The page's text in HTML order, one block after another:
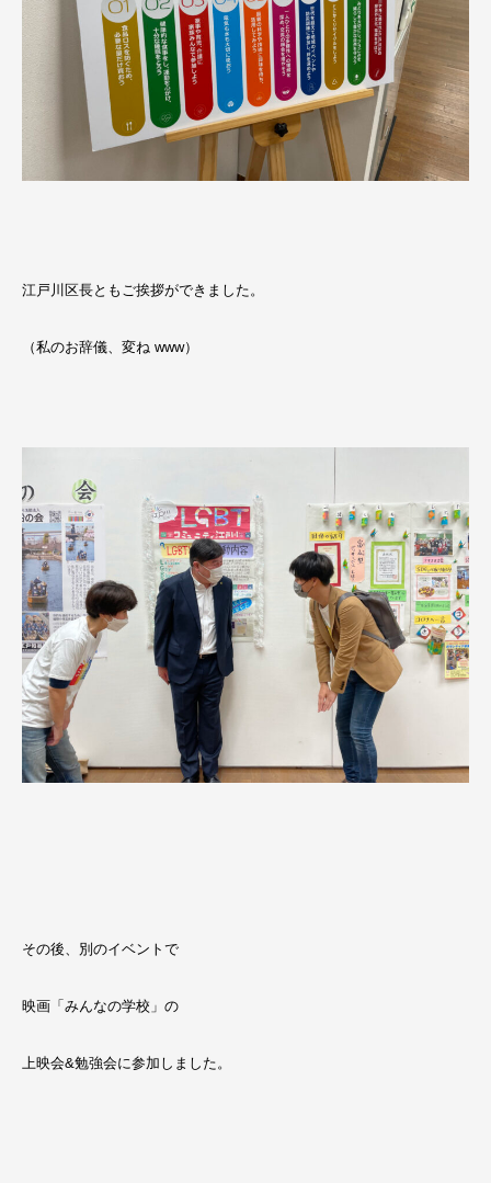
江戸川区長ともご挨拶ができました。
（私のお辞儀、変ね www）
その後、別のイベントで
映画「みんなの学校」の
上映会&勉強会に参加しました。